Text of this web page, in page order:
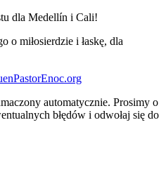
dla Medellín i Cali!
o miłosierdzie i łaskę, dla
automatycznie. Prosimy o
błędów i odwołaj się do